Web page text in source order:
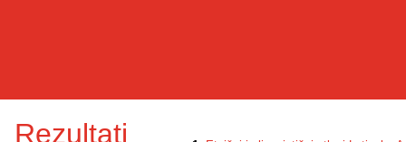
Rezultati